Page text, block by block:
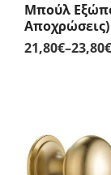
Μπούλ
Αποχρώσεις)
21,80€–23,80€